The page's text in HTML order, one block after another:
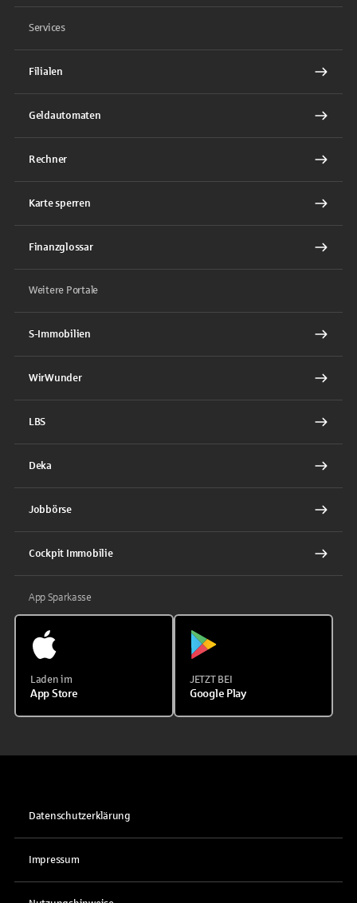
Services
Filialen
Geldautomaten
Rechner
Karte sperren
Finanzglossar
Weitere Portale
S-Immobilien
WirWunder
LBS
Deka
Jobbörse
Cockpit Immobilie
App Sparkasse
Laden im
App Store
JETZT BEI
Google Play
Datenschutzerklärung
Impressum